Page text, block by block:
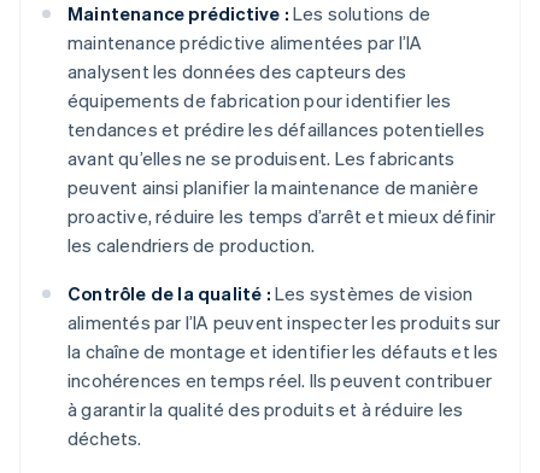
Maintenance prédictive : Les solutions de
maintenance prédictive alimentées par l’IA
analysent les données des capteurs des
équipements de fabrication pour identifier les
tendances et prédire les défaillances potentielles
avant qu’elles ne se produisent. Les fabricants
peuvent ainsi planifier la maintenance de manière
proactive, réduire les temps d’arrêt et mieux définir
les calendriers de production.
Contrôle de la qualité : Les systèmes de vision
alimentés par l’IA peuvent inspecter les produits sur
la chaîne de montage et identifier les défauts et les
incohérences en temps réel. Ils peuvent contribuer
à garantir la qualité des produits et à réduire les
déchets.